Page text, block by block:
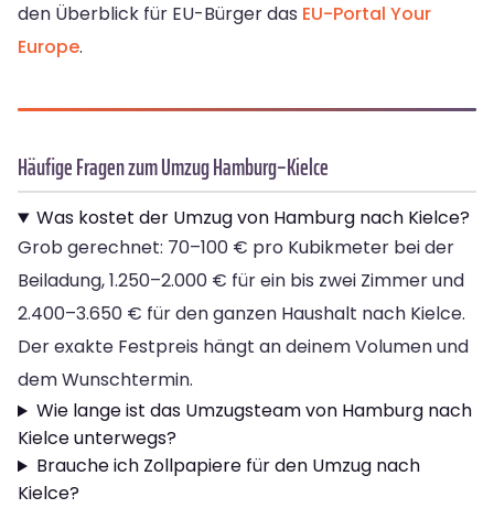
den Überblick für EU-Bürger das EU-Portal Your
Europe.
Häufige Fragen zum Umzug Hamburg–Kielce
Was kostet der Umzug von Hamburg nach Kielce?
Grob gerechnet: 70–100 € pro Kubikmeter bei der
Beiladung, 1.250–2.000 € für ein bis zwei Zimmer und
2.400–3.650 € für den ganzen Haushalt nach Kielce.
Der exakte Festpreis hängt an deinem Volumen und
dem Wunschtermin.
Wie lange ist das Umzugsteam von Hamburg nach
Kielce unterwegs?
Brauche ich Zollpapiere für den Umzug nach
Kielce?